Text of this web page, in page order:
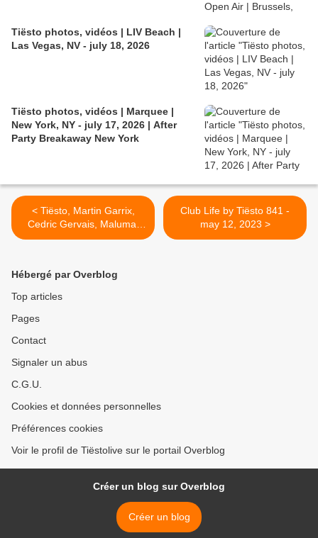
Tiësto photos, vidéos | LIV Beach |
Las Vegas, NV - july 18, 2026
Tiësto photos, vidéos | Marquee |
New York, NY - july 17, 2026 | After
Party Breakaway New York
< Tiësto, Martin Garrix,
Cedric Gervais, Maluma,
Will.I.Am, photos, vidéo |
Club Life by Tiësto 841 -
may 12, 2023 >
Hébergé par Overblog
Top articles
Pages
Contact
Signaler un abus
C.G.U.
Cookies et données personnelles
Préférences cookies
Voir le profil de Tiëstolive sur le portail Overblog
Créer un blog sur Overblog
Créer un blog